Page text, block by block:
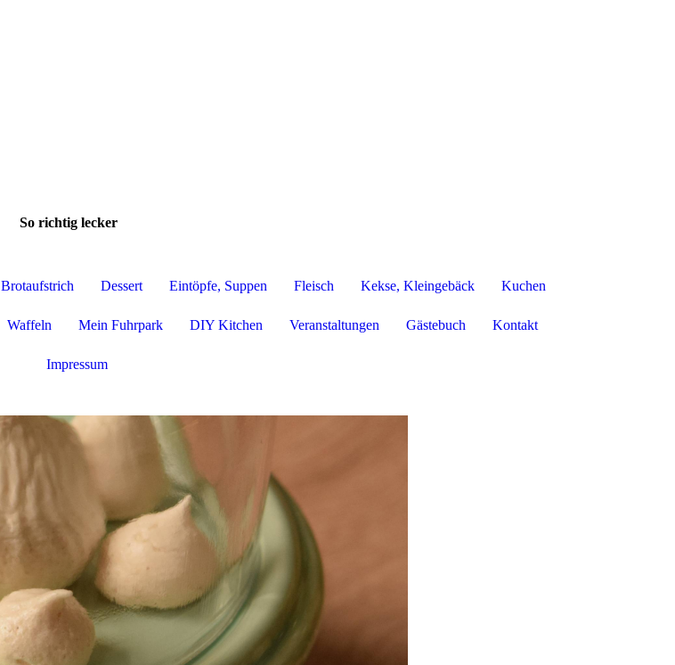
So richtig lecker
Brotaufstrich Dessert Eintöpfe, Suppen Fleisch Kekse, Kleingebäck Kuchen
Waffeln Mein Fuhrpark DIY Kitchen Veranstaltungen Gästebuch Kontakt
Impressum